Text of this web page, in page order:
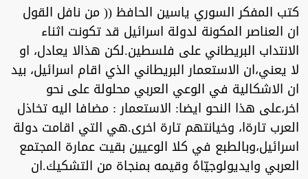
كتب المفكر السوري ياسين الحافظ (( من نافل القول
ان العناصر المكونة لدولة اسرائيل قد تكونت اثناء
الانتداب البريطاني على فلسطين.لكن هذالا يعادل، او
لا يعني،ان الاستعمار البريطاني الذي اقام اسرائيل، بيد
ان الاشكالية في الوعي العربي محلولة على نحو
اخر،على هذا النحو ايضا: الاستعمار : مضافا اليه تخاذل
العرب تارةا، وخيانتهم تارة اخرى.هي التي اقامت دولة
اسرائيل،وبالطبع في كلا الوعيين بقيت عمارة المجتمع
العربي وايديولوجيّاهُ وقيمه بمنجاة من التشكيك.ان